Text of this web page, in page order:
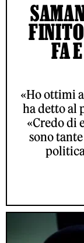
FINITO
FA
«Ho ottimi
ha detto al
«Credo di
sono